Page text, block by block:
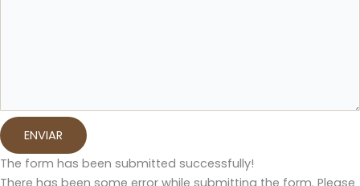
ENVIAR
The form has been submitted successfully!